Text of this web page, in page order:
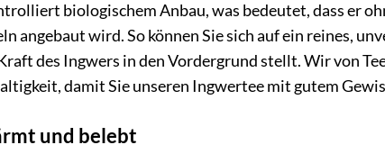
biologischem Anbau, was bedeutet, dass er
angebaut wird. So können Sie sich auf ein reines,
des Ingwers in den Vordergrund stellt. Wir von
damit Sie unseren Ingwertee mit gutem
und belebt